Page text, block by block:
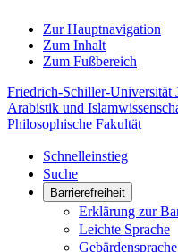
Zur Hauptnavigation
Zum Inhalt
Zum Fußbereich
Friedrich-Schiller-Universität
Arabistik und
Philosophische Fakultät
Schnelleinstieg
Suche
Barrierefreiheit
Erklärung zur
Leichte Sprache
Gebärdensprache